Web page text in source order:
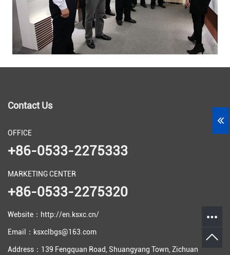
Contact Us
OFFICE
+86-0533-2275333
MARKETING CENTER
+86-0533-2275320
Website：http://en.ksxc.cn/
Email：ksxclbgs@163.com
Address：139 Fengquan Road, Shuangyang Town, Zichuan